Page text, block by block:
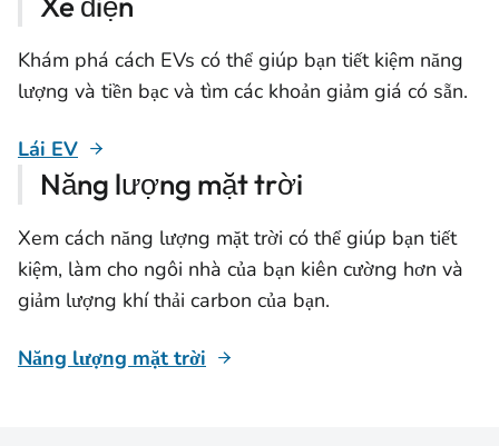
Khám phá cách EVs có thể giúp bạn tiết kiệm năng
lượng và tiền bạc và tìm các khoản giảm giá có sẵn.
Lái EV
Năng lượng mặt trời
Xem cách năng lượng mặt trời có thể giúp bạn tiết
kiệm, làm cho ngôi nhà của bạn kiên cường hơn và
giảm lượng khí thải carbon của bạn.
Năng lượng mặt trời